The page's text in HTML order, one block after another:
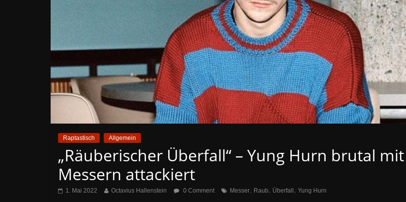
Raptastisch Allgemein
„Räuberischer Überfall“ – Yung Hurn brutal mit
Messern attackiert
1. Mai 2022 Octavius Hallenstein 0 Comment Messer, Raub, Überfall , Yung Hurn